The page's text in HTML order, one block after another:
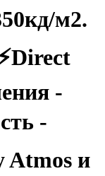
м2.
-
-
Atmos и